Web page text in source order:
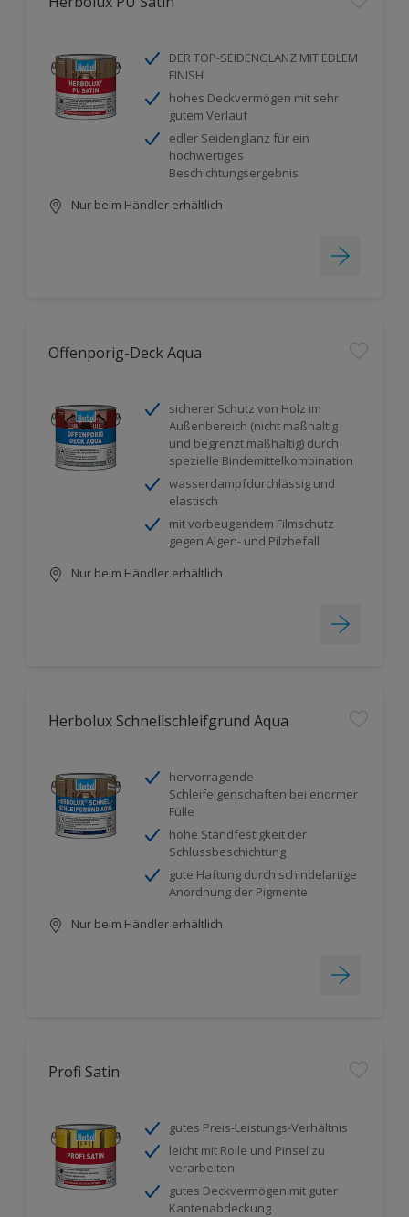
DER TOP-SEIDENGLANZ MIT EDLEM
FINISH
hohes Deckvermögen mit sehr
gutem Verlauf
edler Seidenglanz für ein
hochwertiges
Beschichtungsergebnis
Nur beim Händler erhältlich
Offenporig-Deck Aqua
sicherer Schutz von Holz im
Außenbereich (nicht maßhaltig
und begrenzt maßhaltig) durch
spezielle Bindemittelkombination
wasserdampfdurchlässig und
elastisch
mit vorbeugendem Filmschutz
gegen Algen- und Pilzbefall
Nur beim Händler erhältlich
Herbolux Schnellschleifgrund Aqua
hervorragende
Schleifeigenschaften bei enormer
Fülle
hohe Standfestigkeit der
Schlussbeschichtung
gute Haftung durch schindelartige
Anordnung der Pigmente
Nur beim Händler erhältlich
Profi Satin
gutes Preis-Leistungs-Verhältnis
leicht mit Rolle und Pinsel zu
verarbeiten
gutes Deckvermögen mit guter
Kantenabdeckung